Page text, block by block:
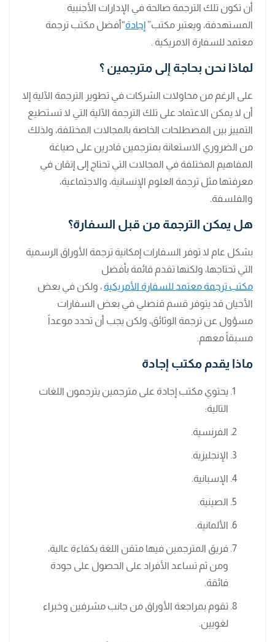
أن تكون تلك الترجمة صالحة في الإدارات الأجنبية
المستهدفة، ويعتبر مكتب” إجادة“أفضل مكتب ترجمة
معتمد للسفارة الامريكية .
لماذا نحن بحاجة إلى مترجمين ؟
على الرغم من محاولات الشركات في تطوير الترجمة الآلية إلا
أن لا يمكن الاعتماد على تلك الترجمة الآلية التي لا تستطيع
التمييز بين المصطلحات الخاصة بالمجالات المختلفة، ولذلك
من الضروري الاستعانة بمترجمين قادرين على صياغة
المفاهيم المختلفة في المجالات التي تحتاج إلى إتقان في
معرفتها مثل ترجمة العلوم الإنسانية، والاجتماعية،
والفلسفة.
هل يمكن الترجمة من قبل السفارة؟
بشكل عام لا توفر السفارات إمكانية ترجمة الأوراق الرسمية
التي تحتاجها، ولكنها تقدم قائمة بأفضل
مكتب ترجمة معتمد للسفارة الأمريكية ، ولكن في بعض
الأحيان قد يتوفر قسم قنصلي في بعض السفارات
مسؤول عن ترجمة الوثائق، ولكن يجب أن تحدد موعداً
مسبقاً معهم.
ماذا يقدم مكتب إجادة
يحتوي مكتب إجادة على مترجمين يترجمون اللغات
التالية:
الفرنسية.
الإنجليزية.
الإسبانية.
الصينية.
الألمانية.
فريق المترجمين فيها متقن اللغة بكفاءة عالية،
ومن ثم تساعد الأفراد على الحصول على جودة
فائقة.
تقوم بمراجعة الأوراق من جانب مشرفين وخبراء
لغويين.